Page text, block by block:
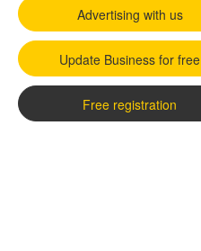
Advertising with us
Update Business for free
Free registration